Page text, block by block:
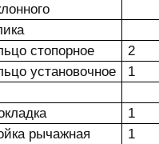
стопорное
2
установочное 1
1
рычажная
1